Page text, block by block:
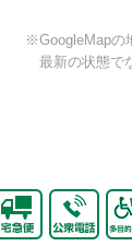
※GoogleMapの
最新の状態で